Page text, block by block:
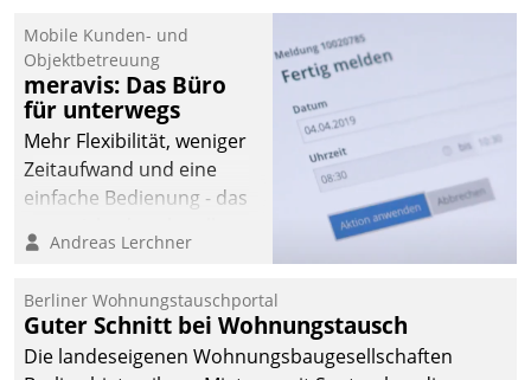
Mobile Kunden- und
Objektbetreuung
meravis: Das Büro
für unterwegs
Mehr Flexibilität, weniger
Zeitaufwand und eine
einfache Bedienung - das
Cockpit für mobile
Datatrain. Die meravis
Wohnungsbau- und
Immobilien GmbH hat
Andreas Lerchner
Berliner Wohnungstauschportal
Guter Schnitt bei Wohnungstausch
Die landeseigenen Wohnungsbaugesellschaften